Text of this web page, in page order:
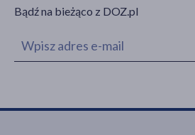
Bądź na bieżąco z DOZ.pl